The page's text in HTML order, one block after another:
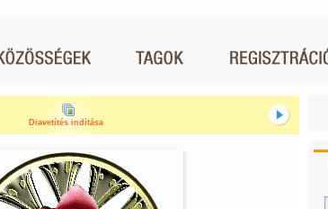
Diavetítés indítása